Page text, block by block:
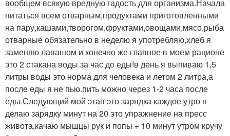
вообщем всякую вредную гадость для организма.Начала
питаться всем отварным,продуктами приготовленными
на пару,кашами,творогом,фруктами,овощами,мясо,рыба
отварные обязательно в неделю я употребляю,хлеб я
заменяю лавашом и конечно же главное в моем рационе
это 2 стакана воды за час до еды!в день я выпиваю 1,5
литры воды это норма для человека и летом 2 литра,а
после еды я не пью.пить можно через 1-2 часа после
еды.Следующий мой этап это зарядка каждое утро я
делаю зарядку минут на 20 это упражнение на пресс
живота,качаю мышцы рук и попы + 10 минут утром кручу